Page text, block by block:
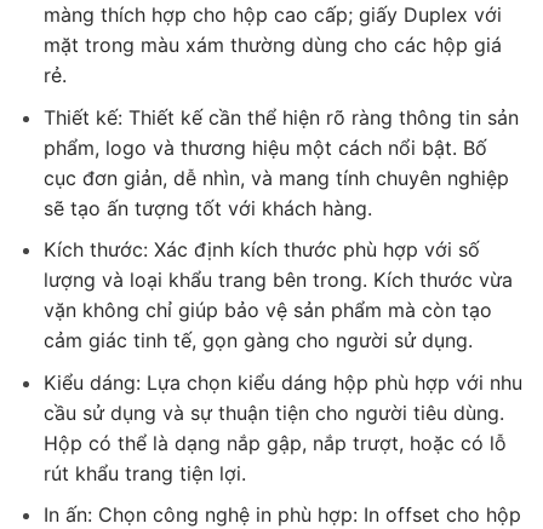
màng thích hợp cho hộp cao cấp; giấy Duplex với
mặt trong màu xám thường dùng cho các hộp giá
rẻ.
Thiết kế: Thiết kế cần thể hiện rõ ràng thông tin sản
phẩm, logo và thương hiệu một cách nổi bật. Bố
cục đơn giản, dễ nhìn, và mang tính chuyên nghiệp
sẽ tạo ấn tượng tốt với khách hàng.
Kích thước: Xác định kích thước phù hợp với số
lượng và loại khẩu trang bên trong. Kích thước vừa
vặn không chỉ giúp bảo vệ sản phẩm mà còn tạo
cảm giác tinh tế, gọn gàng cho người sử dụng.
Kiểu dáng: Lựa chọn kiểu dáng hộp phù hợp với nhu
cầu sử dụng và sự thuận tiện cho người tiêu dùng.
Hộp có thể là dạng nắp gập, nắp trượt, hoặc có lỗ
rút khẩu trang tiện lợi.
In ấn: Chọn công nghệ in phù hợp: In offset cho hộp